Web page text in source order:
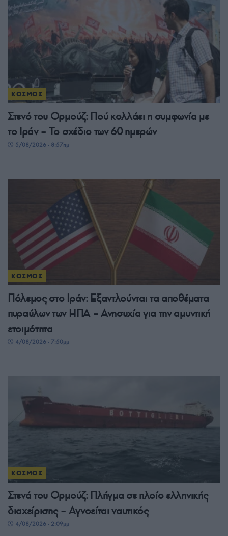
ΚΟΣΜΟΣ
Στενό του Ορμούζ: Πού κολλάει η συμφωνία με
το Ιράν – Το σχέδιο των 60 ημερών
5/08/2026 - 8:57πμ
ΚΟΣΜΟΣ
Πόλεμος στο Ιράν: Εξαντλούνται τα αποθέματα
πυραύλων των ΗΠΑ – Ανησυχία για την αμυντική
ετοιμότητα
4/08/2026 - 7:50μμ
ΚΟΣΜΟΣ
Στενά του Ορμούζ: Πλήγμα σε πλοίο ελληνικής
διαχείρισης – Αγνοείται ναυτικός
4/08/2026 - 2:09μμ